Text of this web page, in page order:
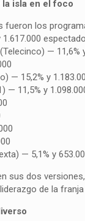
isla en el foco
fueron los
— 11,6%
— 15,2% y
— 11,5% y
— 5,1% y
sus dos
de la